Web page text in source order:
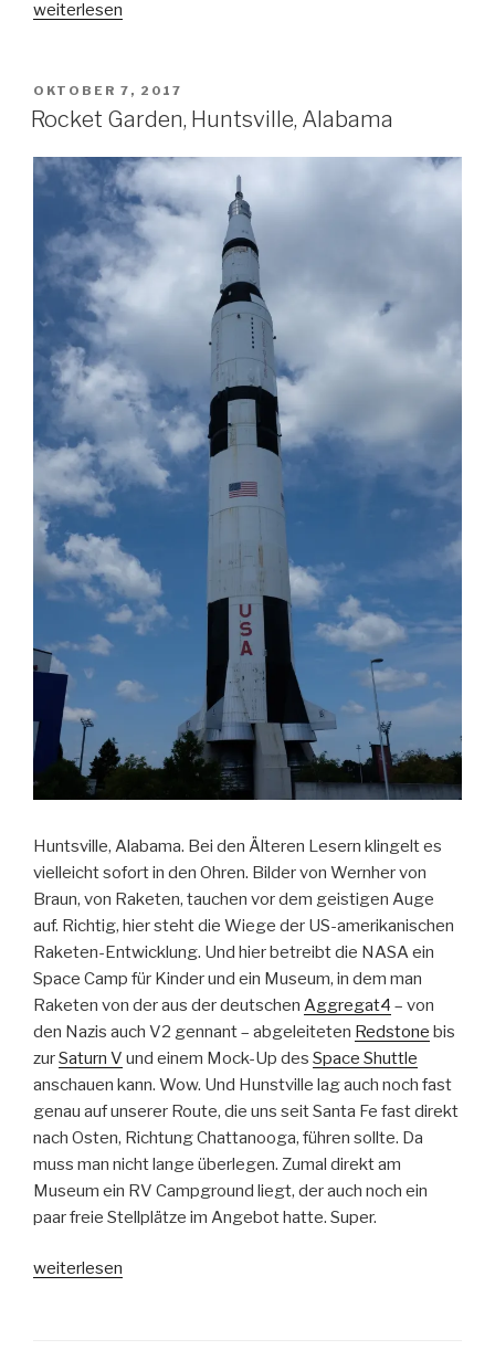
„USA-
Wohnmobil:
Er-
ungen“
weiterlesen
VERÖFFENTLICHT
AM
OKTOBER 7, 2017
Rocket Garden, Huntsville, Alabama
Huntsville, Alabama. Bei den Älteren Lesern klingelt es
vielleicht sofort in den Ohren. Bilder von Wernher von
Braun, von Raketen, tauchen vor dem geistigen Auge
auf. Richtig, hier steht die Wiege der US-amerikanischen
Raketen-Entwicklung. Und hier betreibt die NASA ein
Space Camp für Kinder und ein Museum, in dem man
Raketen von der aus der deutschen Aggregat4 – von
den Nazis auch V2 gennant – abgeleiteten Redstone bis
zurSaturn V und einem Mock-Up des Space Shuttle
anschauen kann. Wow. Und Hunstville lag auch noch fast
genau auf unserer Route, die uns seit Santa Fe fast direkt
nach Osten, Richtung Chattanooga, führen sollte. Da
muss man nicht lange überlegen. Zumal direkt am
Museum ein RV Campground liegt, der auch noch ein
paar freie Stellplätze im Angebot hatte. Super.
„Rocket
weiterlesen